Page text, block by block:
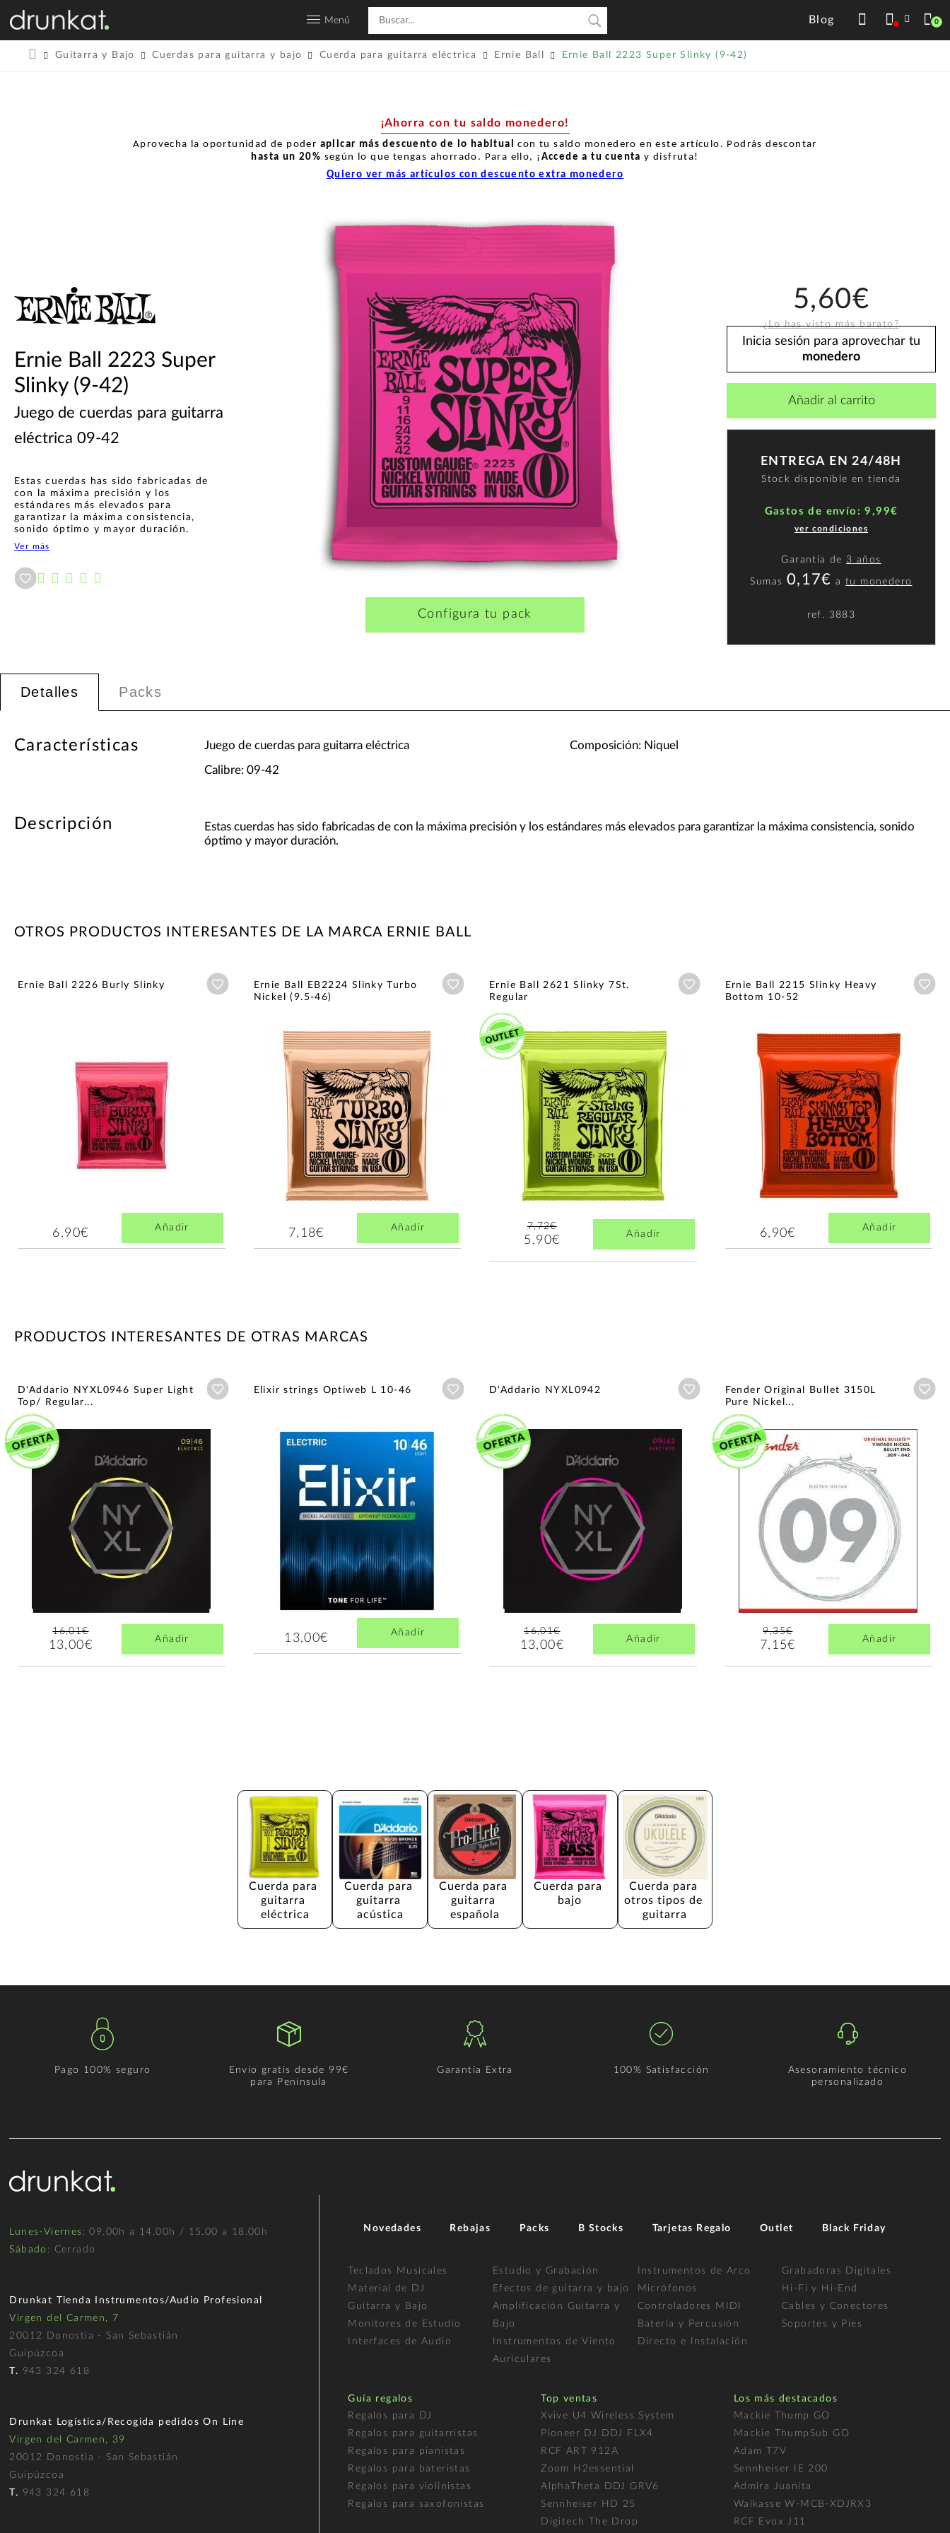
Menú Blog 0
Guitarra y Bajo Cuerdas para guitarra y bajo Cuerda para guitarra eléctrica Ernie Ball Ernie Ball 2223 Super Slinky (9-42)
¡Ahorra con tu saldo monedero!
Aprovecha la oportunidad de poder aplicar más descuento de lo habitual con tu saldo monedero en este artículo. Podrás descontar
hasta un 20% según lo que tengas ahorrado. Para ello, ¡ Accede a tu cuenta y disfruta!
Quiero ver más artículos con descuento extra monedero
Ernie Ball 2223 Super
Slinky (9-42)
Juego de cuerdas para guitarra
eléctrica 09-42
Estas cuerdas has sido fabricadas de
con la máxima precisión y los
estándares más elevados para
garantizar la máxima consistencia,
sonido óptimo y mayor duración.
Ver más
Configura tu pack
5,60€
¿Lo has visto más barato?
Inicia sesión para aprovechar tu
monedero
Añadir al carrito
ENTREGA EN 24/48H
Stock disponible en tienda
Gastos de envío: 9,99€
ver condiciones
Garantía de 3 años
Sumas 0,17€ atu monedero
ref. 3883
Detalles Packs
Características Juego de cuerdas para guitarra eléctrica
Calibre: 09-42
Composición: Niquel
Descripción
Estas cuerdas has sido fabricadas de con la máxima precisión y los estándares más elevados para garantizar la máxima consistencia, sonido
óptimo y mayor duración.
OTROS PRODUCTOS INTERESANTES DE LA MARCA ERNIE BALL
Ernie Ball 2226 Burly Slinky Añadir a wishlist
6,90€ Añadir
Ernie Ball EB2224 Slinky Turbo
Nickel (9.5-46)
Añadir a wishlist
7,18€ Añadir
Ernie Ball 2621 Slinky 7St.
Regular
Añadir a wishlist
7,72€
5,90€ Añadir
Ernie Ball 2215 Slinky Heavy
Bottom 10-52
6,90€ Añadir
PRODUCTOS INTERESANTES DE OTRAS MARCAS
D'Addario NYXL0946 Super Light
Top/ Regular...
Añadir a wishlist
16,01€
13,00€ Añadir
Elixir strings Optiweb L 10-46 Añadir a wishlist
13,00€ Añadir
D'Addario NYXL0942 Añadir a wishlist
16,01€
13,00€ Añadir
Fender Original Bullet 3150L
Pure Nickel...
9,35€
7,15€ Añadir
Cuerda para
guitarra
eléctrica
Cuerda para
guitarra
acústica
Cuerda para
guitarra
española
Cuerda para
bajo
Cuerda para
otros tipos de
guitarra
Pago 100% seguro
Envío gratis desde 99€
para Península
Garantía Extra 100% Satisfacción
Asesoramiento técnico
personalizado
Lunes-Viernes : 09.00h a 14.00h / 15.00 a 18.00h
Sábado : Cerrado
Drunkat Tienda Instrumentos/Audio Profesional
Virgen del Carmen, 7
20012 Donostia - San Sebastián
Guipúzcoa
T. 943 324 618
Drunkat Logística/Recogida pedidos On Line
Virgen del Carmen, 39
20012 Donostia - San Sebastián
Guipúzcoa
T. 943 324 618
Novedades Rebajas Packs B Stocks Tarjetas Regalo Outlet Black Friday
Teclados Musicales
Material de DJ
Guitarra y Bajo
Monitores de Estudio
Interfaces de Audio
Estudio y Grabación
Efectos de guitarra y bajo
Amplificación Guitarra y
Bajo
Instrumentos de Viento
Auriculares
Instrumentos de Arco
Micrófonos
Controladores MIDI
Batería y Percusión
Directo e Instalación
Grabadoras Digitales
Hi-Fi y Hi-End
Cables y Conectores
Soportes y Pies
Guía regalos
Regalos para DJ
Regalos para guitarristas
Regalos para pianistas
Regalos para bateristas
Regalos para violinistas
Regalos para saxofonistas
Top ventas
Xvive U4 Wireless System
Pioneer DJ DDJ FLX4
RCF ART 912A
Zoom H2essential
AlphaTheta DDJ GRV6
Sennheiser HD 25
Digitech The Drop
Los más destacados
Mackie Thump GO
Mackie ThumpSub GO
Adam T7V
Sennheiser IE 200
Admira Juanita
Walkasse W-MCB-XDJRX3
RCF Evox J11